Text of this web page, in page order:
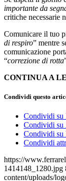
importante da
critiche necessarie
Comunicare il tuo
di respiro” mentre
comunicazione
“correzione di rotta
CONTINUA A
Condividi questo
Condividi su
Condividi su
Condividi su
Condividi
https://
1414148_1280.jpg
content/uploads/